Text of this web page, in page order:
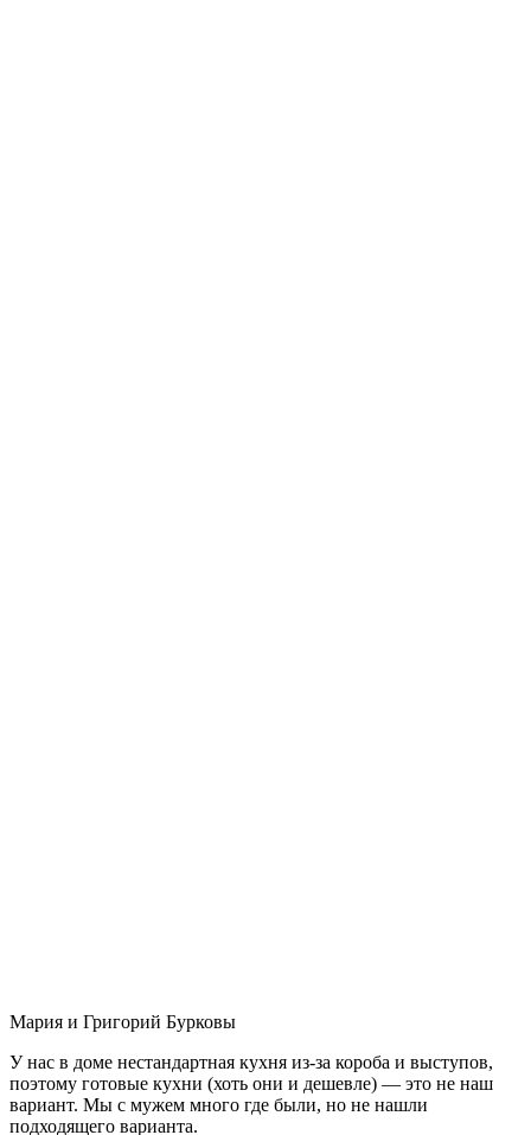
Мария и Григорий Бурковы
У нас в доме нестандартная кухня из-за короба и выступов,
поэтому готовые кухни (хоть они и дешевле) — это не наш
вариант. Мы с мужем много где были, но не нашли
подходящего варианта.